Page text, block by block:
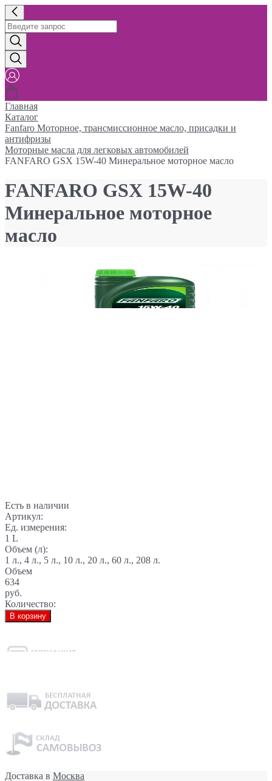
Главная
Каталог
Fanfaro Моторное, трансмиссионное масло, присадки и
антифризы
Моторные масла для легковых автомобилей
FANFARO GSX 15W-40 Минеральное моторное масло
FANFARO GSX 15W-40
Минеральное моторное
масло
Есть в наличии
Артикул:
Ед. измерения:
1 L
Объем (л):
1 л., 4 л., 5 л., 10 л., 20 л., 60 л., 208 л.
Объем
634
руб.
Количество:
В корзину
Доставка в Москва